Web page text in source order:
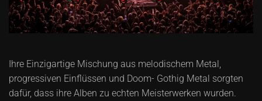
Ihre Einzigartige Mischung aus melodischem Metal,
progressiven Einflüssen und Doom- Gothig Metal sorgten
dafür, dass ihre Alben zu echten Meisterwerken wurden.